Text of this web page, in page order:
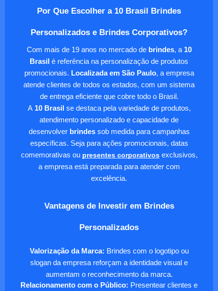
Por Que Escolher a 10 Brasil Brindes
Personalizados e Brindes Corporativos?
Com mais de 19 anos no mercado de brindes, a 10
Brasil é referência na personalização de produtos
promocionais. Localizada em São Paulo, a empresa
atende clientes de todos os estados, com um sistema
de entrega eficiente que cobre todo o Brasil.
A10 Brasil se destaca pela variedade de produtos,
atendimento personalizado e capacidade de
desenvolver brindessob medida para campanhas
específicas. Seja para ações promocionais, datas
comemorativas ou presentes corporativosexclusivos,
a empresa está preparada para atender com
excelência.
Vantagens de Investir em Brindes
Personalizados
Valorização da Marca: Brindes com o logotipo ou
slogan da empresa reforçam a identidade visual e
aumentam o reconhecimento da marca.
Relacionamento com o Público: Presentear clientes e